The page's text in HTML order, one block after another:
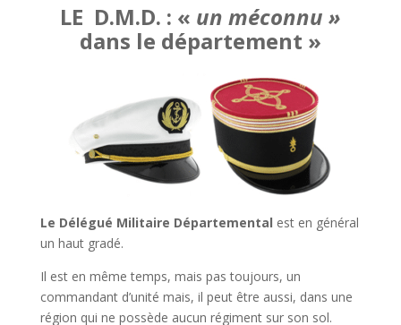
LE D.M.D. : « un méconnu »
dans le département »
Le Délégué Militaire Départemental est en général
un haut gradé.
Il est en même temps, mais pas toujours, un
commandant d’unité mais, il peut être aussi, dans une
région qui ne possède aucun régiment sur son sol.